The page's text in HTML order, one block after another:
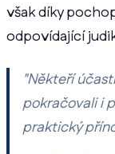
však díky
odpovídající
"Někteří
pokračovali i
praktický